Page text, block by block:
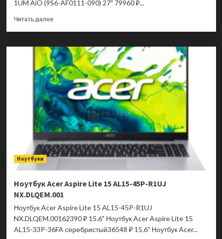
1UM AiO (9S6-AF0111-090) 27″ 79960 ₽...
Читать далееПрочитать
Моноблок
AIO
MSI
Modern
AM273QP
AI
1UM-
090XRU
9S6-
AF0111-
090
Ноутбуки
Ноутбук Acer Aspire Lite 15 AL15-45P-R1UJ
NX.DLQEM.001
Ноутбук Acer Aspire Lite 15 AL15-45P-R1UJ
NX.DLQEM.00162390 ₽ 15.6" Ноутбук Acer Aspire Lite 15
AL15-33P-36FA серебристый36548 ₽ 15.6" Ноутбук Acer...